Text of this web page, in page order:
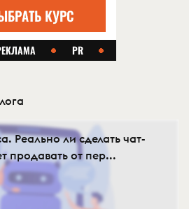
Реально ли сделать чат-
продавать от пер...